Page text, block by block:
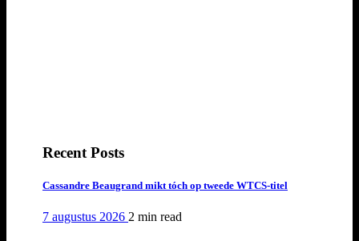
Recent Posts
Cassandre Beaugrand mikt tóch op tweede WTCS-titel
7 augustus 2026 2 min read